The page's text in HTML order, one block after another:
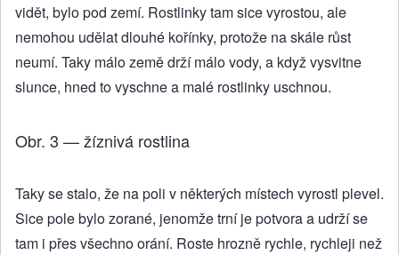
vidět, bylo pod zemí. Rostlinky tam sice vyrostou, ale
nemohou udělat dlouhé kořínky, protože na skále růst
neumí. Taky málo země drží málo vody, a když vysvitne
slunce, hned to vyschne a malé rostlinky uschnou.
Obr. 3 — žíznivá rostlina
Taky se stalo, že na poli v některých místech vyrostl plevel.
Sice pole bylo zorané, jenomže trní je potvora a udrží se
tam i přes všechno orání. Roste hrozně rychle, rychleji než